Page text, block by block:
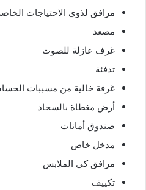
مرافق لذوي الاحتياجات
مصعد
غرف عازلة للصوت
تدفئة
غرفة خالية من مسببات
أرض مغطاة بالسجاد
صندوق أمانات
مدخل خاص
مرافق كي الملابس
تكييف